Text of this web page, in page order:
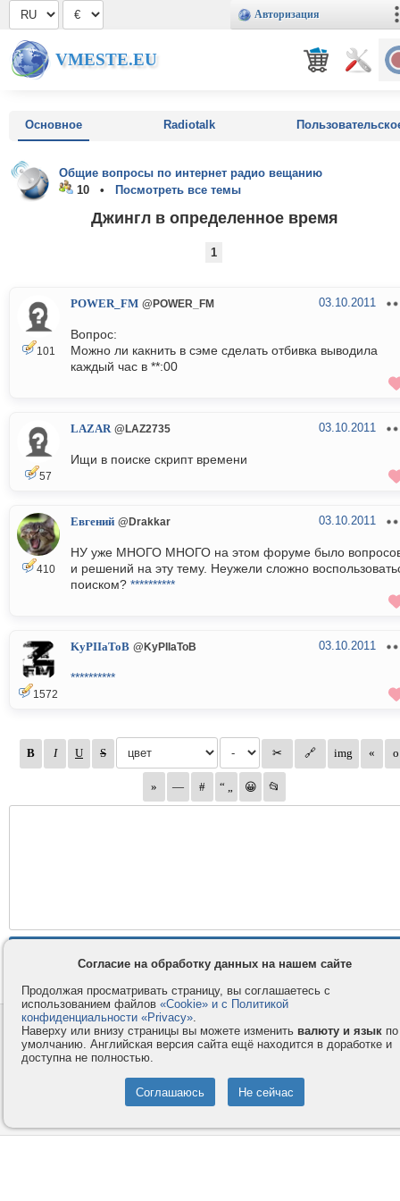
Авторизация
VMESTE.EU
Основное Radiotalk
Общие вопросы по интернет радио вещанию
10 •
Посмотреть все темы
Джингл в определенное время
1
101
POWER_FM @POWER_FM 03.10.2011
Вопрос:
Можно ли какнить в сэме сделать отбивка выводила
каждый час в **:00
57
LAZAR @LAZ2735 03.10.2011
Ищи в поиске скрипт времени
410
Евгений @Drakkar 03.10.2011
НУ уже МНОГО МНОГО на этом форуме было
и решений на эту тему. Неужели сложно
поиском? **********
1572
KyPIIaToB @KyPIIaToB 03.10.2011
**********
Контакты
Компания
Privacy и Cookie
Правила и условия
Форумы
Согласие на обработку данных на нашем сайте
Продолжая просматривать страницу, вы соглашаетесь с
использованием файлов «Cookie» и с Политикой
конфиденциальности «Privacy».
Наверху или внизу страницы вы можете изменить валюту и язык по
умолчанию. Английская версия сайта ещё находится в доработке и
доступна не полностью.